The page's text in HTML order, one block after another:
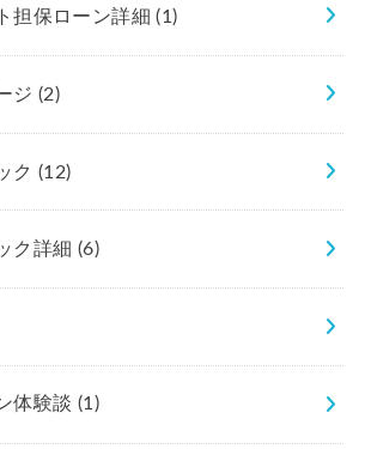
担保ローン詳細(1)
ジ (2)
ク (12)
ク詳細 (6)
体験談 (1)